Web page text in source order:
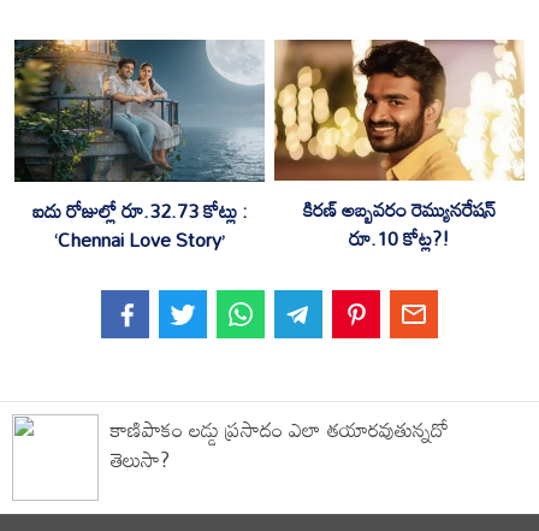
ఐదు రోజుల్లో రూ.32.73 కోట్లు :
‘Chennai Love Story’
కిరణ్ అబ్బవరం రెమ్యునరేషన్
రూ.10 కోట్ల?!
కాణిపాకం లడ్డు ప్రసాదం ఎలా తయారవుతున్నదో
తెలుసా?